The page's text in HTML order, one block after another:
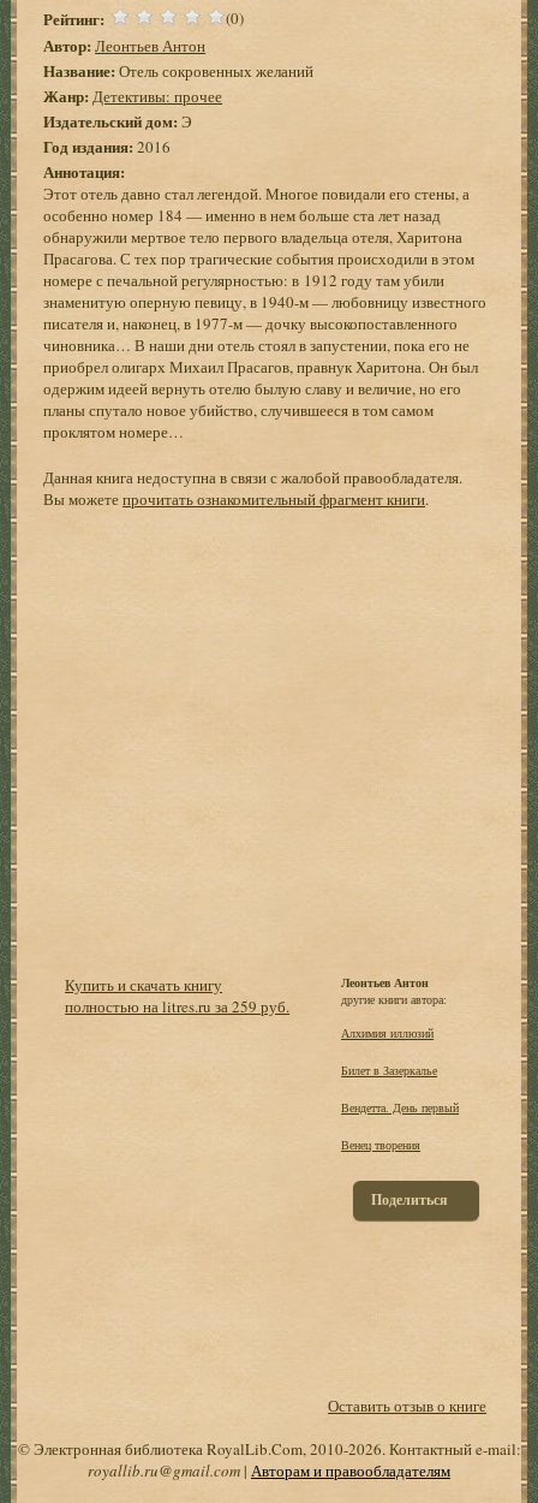
Рейтинг: (0)
Автор: Леонтьев Антон
Название: Отель сокровенных желаний
Жанр: Детективы: прочее
Издательский дом: Э
Год издания: 2016
Аннотация:
Этот отель давно стал легендой. Многое повидали его стены, а
особенно номер 184 — именно в нем больше ста лет назад
обнаружили мертвое тело первого владельца отеля, Харитона
Прасагова. С тех пор трагические события происходили в этом
номере с печальной регулярностью: в 1912 году там убили
знаменитую оперную певицу, в 1940-м — любовницу известного
писателя и, наконец, в 1977-м — дочку высокопоставленного
чиновника… В наши дни отель стоял в запустении, пока его не
приобрел олигарх Михаил Прасагов, правнук Харитона. Он был
одержим идеей вернуть отелю былую славу и величие, но его
планы спутало новое убийство, случившееся в том самом
проклятом номере…
Данная книга недоступна в связи с жалобой правообладателя.
Вы можетепрочитать ознакомительный фрагмент книги.
Купить и скачать книгу
полностью на litres.ru за 259 руб.
Леонтьев Антон
другие книги автора:
Алхимия иллюзий
Билет в Зазеркалье
Вендетта. День первый
Венец творения
Поделиться
Оставить отзыв о книге
© Электронная библиотека RoyalLib.Com, 2010-2026. Контактный e-mail:
royallib.ru@gmail.com| Авторам и правообладателям